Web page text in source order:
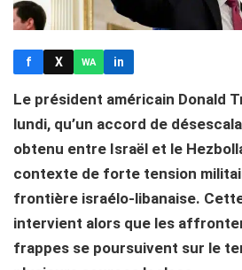
f X WA in
Le président américain Donald
lundi, qu’un accord de
obtenu entre Israël et le
contexte de forte tension
frontière israélo-libanaise.
intervient alors que les
frappes se poursuivent sur le